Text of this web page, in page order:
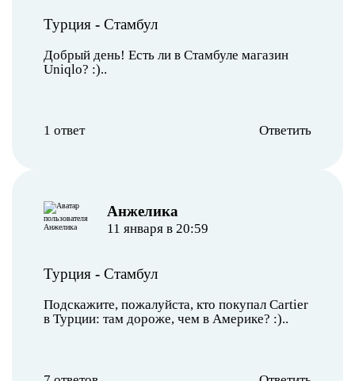
Турция - Стамбул
Добрый день! Есть ли в Стамбуле магазин
Uniqlo? :)..
1 ответ Ответить
Анжелика
11 января в 20:59
Турция - Стамбул
Подскажите, пожалуйста, кто покупал Cartier
в Турции: там дороже, чем в Америке? :)..